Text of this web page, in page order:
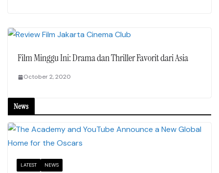
Film Minggu Ini: Drama dan Thriller Favorit dari Asia
October 2, 2020
News
LATEST NEWS